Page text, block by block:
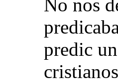
No nos
predic